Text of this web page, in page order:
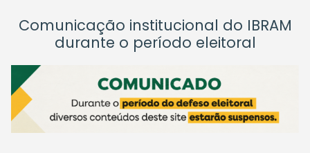
Comunicação institucional do IBRAM
durante o período eleitoral